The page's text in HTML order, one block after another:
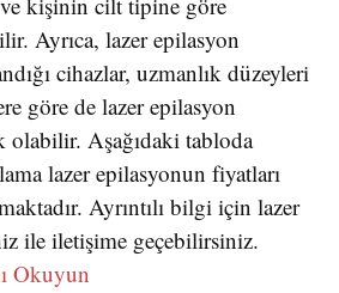
Ayrıca, lazer epilasyon
cihazlar, uzmanlık düzeyleri
göre de lazer epilasyon
olabilir. Aşağıdaki tabloda
lazer epilasyonun fiyatları
Ayrıntılı bilgi için lazer
ile iletişime geçebilirsiniz.
Okuyun